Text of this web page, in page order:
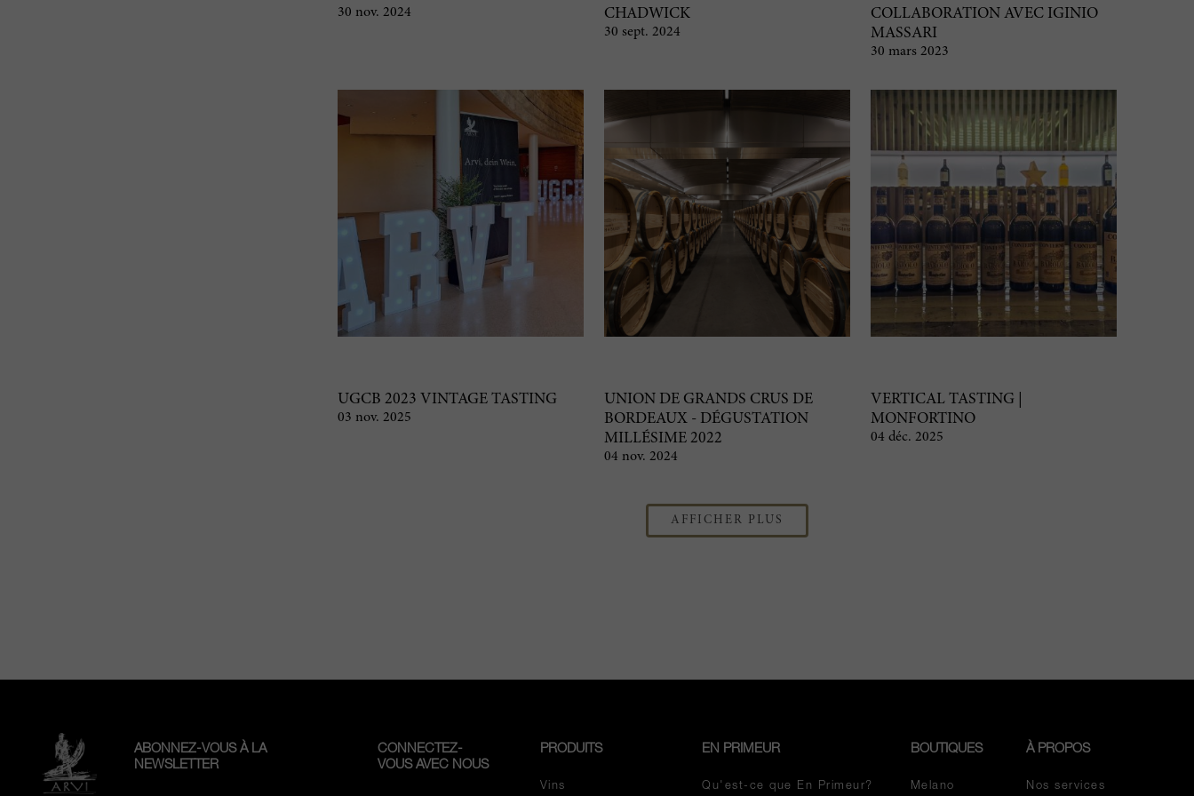
30 nov. 2024
CHADWICK
30 sept. 2024
COLLABORATION AVEC IGINIO
MASSARI
30 mars 2023
UGCB 2023 VINTAGE TASTING
03 nov. 2025
UNION DE GRANDS CRUS DE
BORDEAUX - DÉGUSTATION
MILLÉSIME 2022
04 nov. 2024
VERTICAL TASTING |
MONFORTINO
04 déc. 2025
AFFICHER PLUS
ABONNEZ-VOUS À LA
NEWSLETTER
CONNECTEZ-
VOUS AVEC NOUS
PRODUITS
Vins
EN PRIMEUR
Qu'est-ce que En Primeur?
BOUTIQUES
Melano
À PROPOS
Nos services